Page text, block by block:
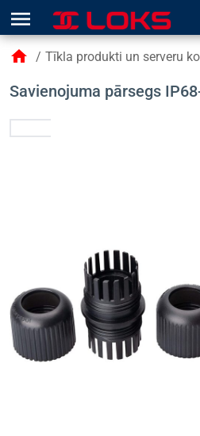
menu
home / Tīkla produkti un serveru
Savienojuma pārsegs